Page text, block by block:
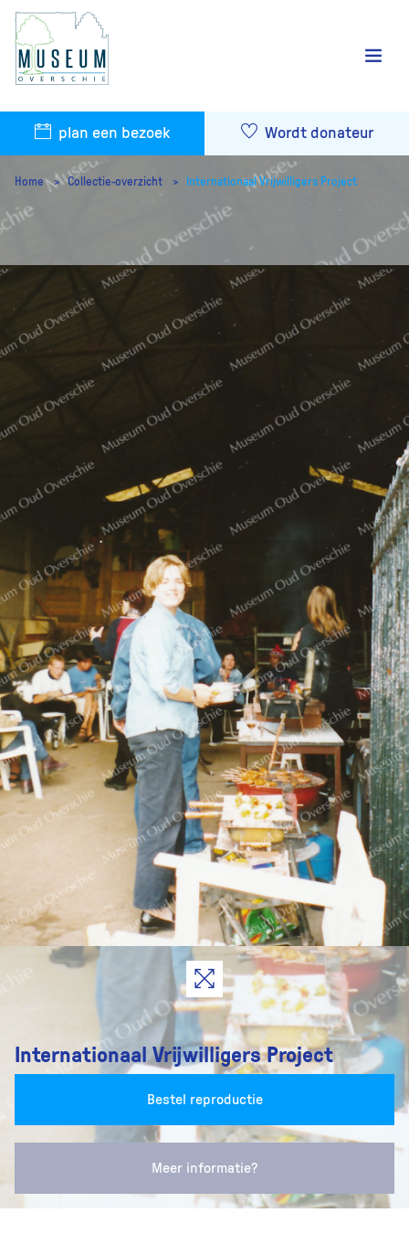
plan een bezoek Wordt donateur
Home Collectie-overzicht Internationaal Vrijwilligers Project
Internationaal Vrijwilligers Project
Bestel reproductie
Meer informatie?